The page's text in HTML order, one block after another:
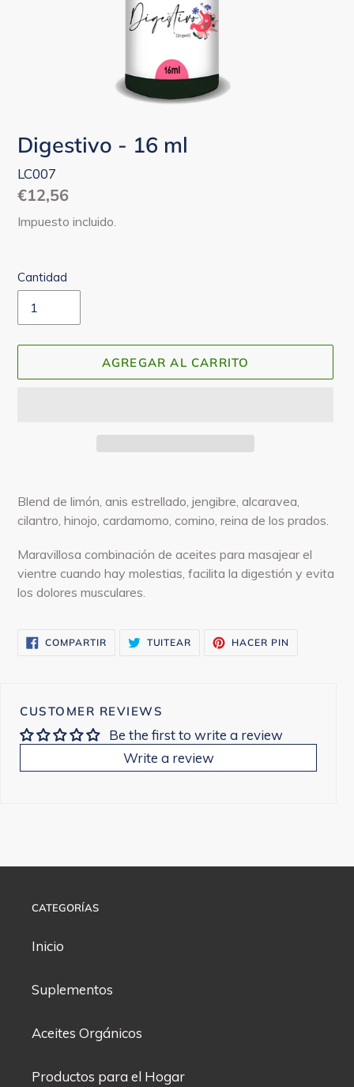
Digestivo - 16 ml
LC007
Precio
habitual
€12,56
Impuesto incluido.
Cantidad
AGREGAR AL CARRITO
el
producto
tu
carrito
Blend de limón, anis estrellado, jengibre, alcaravea,
cilantro, hinojo, cardamomo, comino, reina de los prados.
Maravillosa combinación de aceites para masajear el
vientre cuando hay molestias, facilita la digestión y evita
los dolores musculares.
COMPARTIRCOMPARTIR
EN
TUITEAR TUITEARHACER PIN
CUSTOMER REVIEWS
Be the first to write a review
Write a review
CATEGORÍAS
Inicio
Suplementos
Aceites Orgánicos
Productos para el Hogar